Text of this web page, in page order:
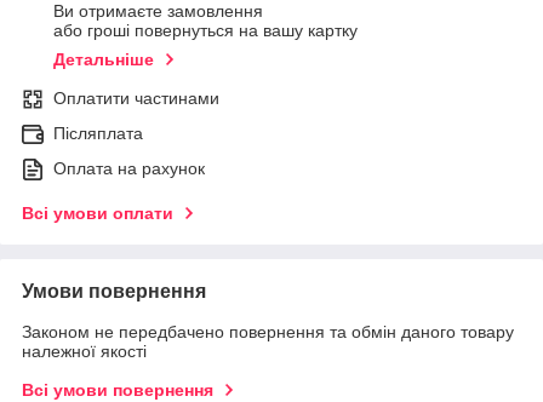
Ви отримаєте замовлення
або гроші повернуться на вашу картку
Детальніше
Оплатити частинами
Післяплата
Оплата на рахунок
Всі умови оплати
Умови повернення
Законом не передбачено повернення та обмін даного товару
належної якості
Всі умови повернення